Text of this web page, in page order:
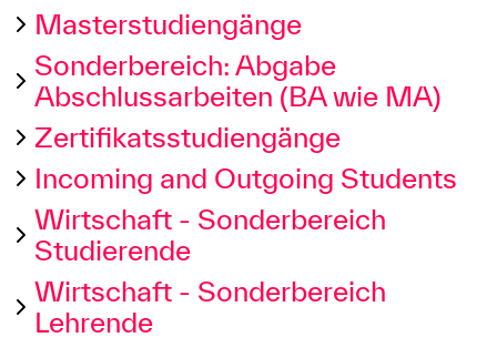
Masterstudiengänge
Sonderbereich: Abgabe
Abschlussarbeiten (BA wie MA)
Zertifikatsstudiengänge
Incoming and Outgoing Students
Wirtschaft - Sonderbereich
Studierende
Wirtschaft - Sonderbereich
Lehrende